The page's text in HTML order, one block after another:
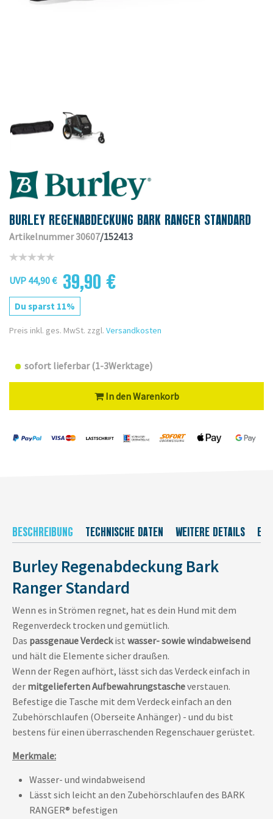
BURLEY REGENABDECKUNG BARK RANGER STANDARD
Artikelnummer 30607/152413
UVP 44,90 € 39,90 €
Du sparst 11%
Preis inkl. ges. MwSt. zzgl. Versandkosten
sofort lieferbar (1-3Werktage)
In den Warenkorb
BESCHREIBUNG TECHNISCHE DATEN WEITERE DETAILS
Burley Regenabdeckung Bark
Ranger Standard
Wenn es in Strömen regnet, hat es dein Hund mit dem
Regenverdeck trocken und gemütlich.
Das passgenaue Verdeckist wasser- sowie windabweisend
und hält die Elemente sicher draußen.
Wenn der Regen aufhört, lässt sich das Verdeck einfach in
der mitgelieferten Aufbewahrungstascheverstauen.
Befestige die Tasche mit dem Verdeck einfach an den
Zubehörschlaufen (Oberseite Anhänger) - und du bist
bestens für einen überraschenden Regenschauer gerüstet.
Merkmale:
Wasser- und windabweisend
Lässt sich leicht an den Zubehörschlaufen des BARK
RANGER® befestigen